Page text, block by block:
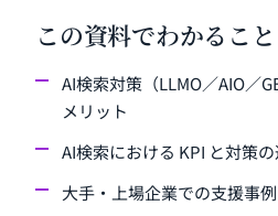
この資料でわかること
AI検索対策（LLMO／AIO／
メリット
AI検索における KPI と対策
大手・上場企業での支援事